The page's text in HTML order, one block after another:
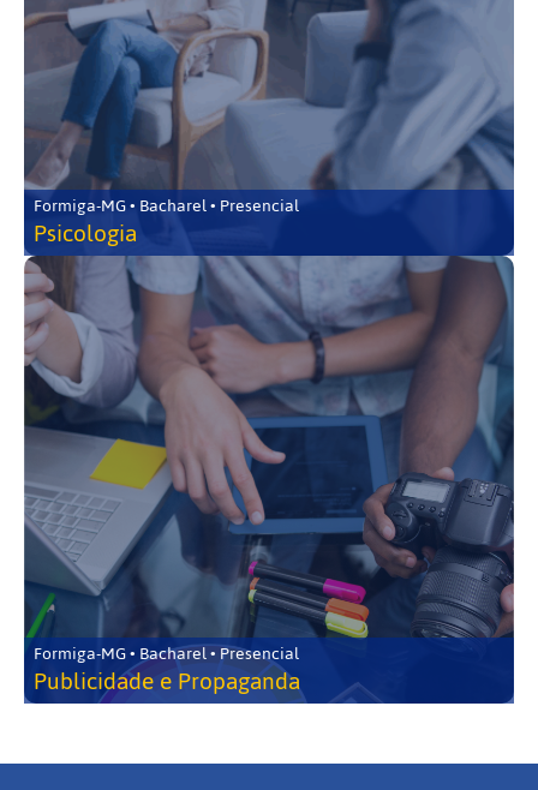
Formiga-MG • Bacharel • Presencial
Psicologia
Formiga-MG • Bacharel • Presencial
Publicidade e Propaganda